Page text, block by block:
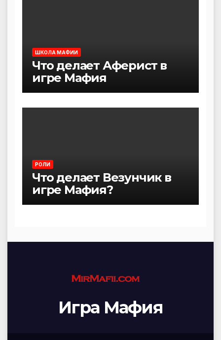
ШКОЛА МАФИИ
Что делает Аферист в
игре Мафия
РОЛИ
Что делает Везунчик в
игре Мафия?
Игра Мафия